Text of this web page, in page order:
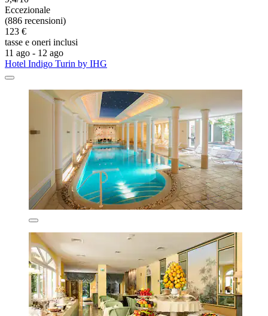
Eccezionale
(886 recensioni)
123 €
tasse e oneri inclusi
11 ago - 12 ago
Hotel Indigo Turin by IHG